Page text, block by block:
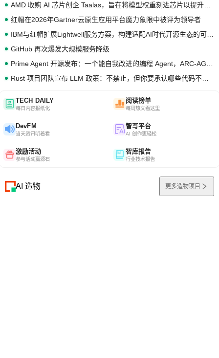
红帽在2026年Gartner云原生应用平台魔力象限中被评为领导者
GitHub 再次爆发大规模服务降级
TECH DAILY
每日内容报纸化
阅读榜单
每周热文看这里
DevFM
当天资讯听着看
智写平台
AI 创作更轻松
激励活动
参与活动赢源石
智库报告
行业技术报告
AI 造物 更多造物项目